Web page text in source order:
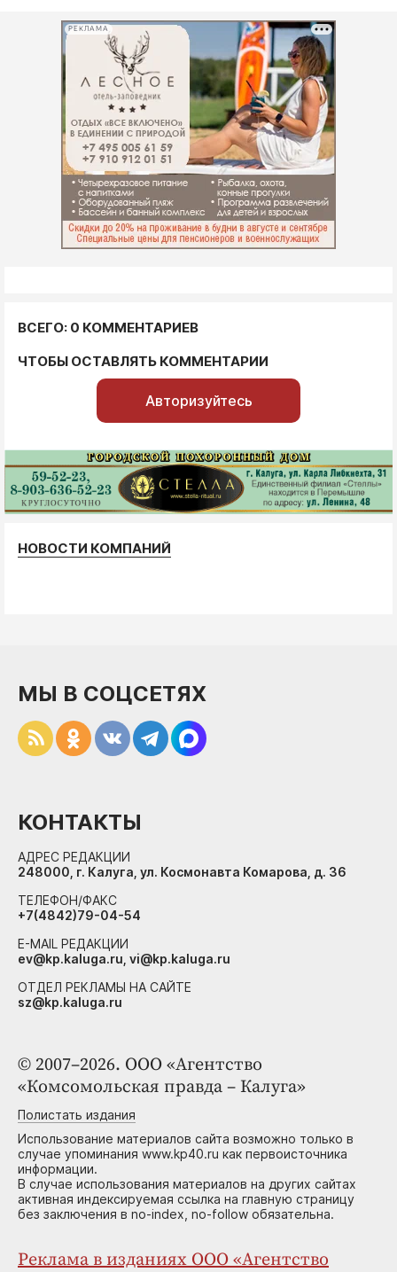
РЕКЛАМА
ВСЕГО: 0 КОММЕНТАРИЕВ
ЧТОБЫ ОСТАВЛЯТЬ КОММЕНТАРИИ
Авторизуйтесь
НОВОСТИ КОМПАНИЙ
© 2007–2026. ООО «Агентство
«Комсомольская правда – Калуга»
Полистать издания
Использование материалов сайта возможно только в
случае упоминания www.kp40.ru как первоисточника
информации.
В случае использования материалов на других сайтах
активная индексируемая ссылка на главную страницу
без заключения в no-index, no-follow обязательна.
Реклама в изданиях ООО «Агентство
МЫ В СОЦСЕТЯХ
КОНТАКТЫ
АДРЕС РЕДАКЦИИ
248000, г. Калуга, ул. Космонавта Комарова, д. 36
ТЕЛЕФОН/ФАКС
+7(4842)79-04-54
E-MAIL РЕДАКЦИИ
ev@kp.kaluga.ru, vi@kp.kaluga.ru
ОТДЕЛ РЕКЛАМЫ НА САЙТЕ
sz@kp.kaluga.ru